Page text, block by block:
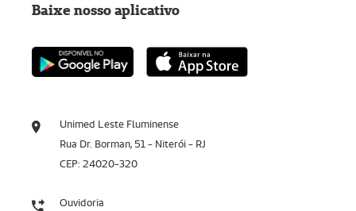
Unimed Leste Fluminense
Rua Dr. Borman, 51 - Niterói - RJ
CEP: 24020-320
Ouvidoria
Baixe nosso aplicativo